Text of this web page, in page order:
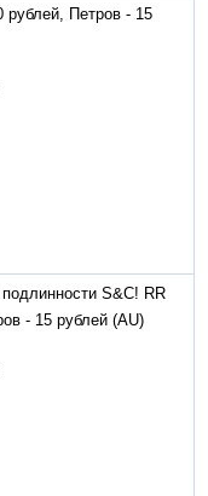
рублей, Петров - 15
S&C! RR
- 15 рублей (AU)